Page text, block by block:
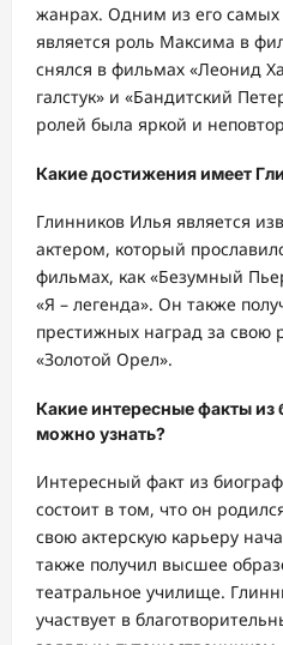
жанрах. Одним из его самых
является роль Максима в
снялся в фильмах «Леонид
галстук» и «Бандитский
ролей была яркой и
Какие достижения имеет
Глинников Илья является
актером, который
фильмах, как «Безумный
«Я – легенда». Он также
престижных наград за свою
«Золотой Орел».
Какие интересные факты
можно узнать?
Интересный факт из
состоит в том, что он
свою актерскую карьеру
также получил высшее
театральное училище.
участвует в